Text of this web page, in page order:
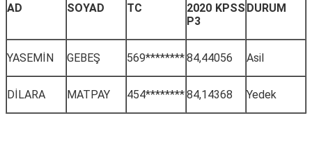
AD SOYAD TC
2020 KPSS
P3
DURUM
YASEMİN GEBEŞ 569********84,44056 Asil
DİLARA MATPAY 454********84,14368 Yedek